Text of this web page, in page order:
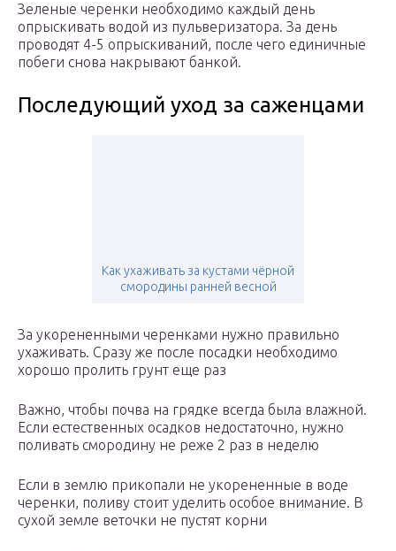
Зеленые черенки необходимо каждый день
опрыскивать водой из пульверизатора. За день
проводят 4-5 опрыскиваний, после чего единичные
побеги снова накрывают банкой.
Последующий уход за саженцами
Как ухаживать за кустами чёрной
смородины ранней весной
За укорененными черенками нужно правильно
ухаживать. Сразу же после посадки необходимо
хорошо пролить грунт еще раз
Важно, чтобы почва на грядке всегда была влажной.
Если естественных осадков недостаточно, нужно
поливать смородину не реже 2 раз в неделю
Если в землю прикопали не укорененные в воде
черенки, поливу стоит уделить особое внимание. В
сухой земле веточки не пустят корни